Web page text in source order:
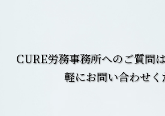
CURE労務事務所へのご質問
軽にお問い合わせく